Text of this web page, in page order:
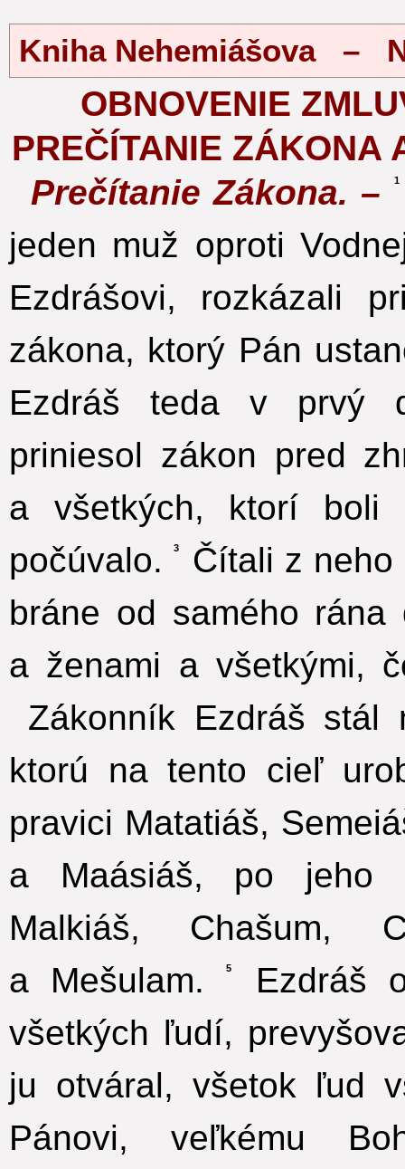
Kniha Nehemiášova –
OBNOVENIE
PREČÍTANIE ZÁKONA
Prečítanie Zákona. –
1
jeden muž oproti
Ezdrášovi, rozkázali
zákona, ktorý Pán
Ezdráš teda v prvý
priniesol zákon pred
a všetkých, ktorí boli
počúvalo.
3
Čítali z neho
bráne od samého
a ženami a všetkými,
Zákonník Ezdráš stál
ktorú na tento cieľ
pravici Matatiáš,
a Maásiáš, po jeho
Malkiáš, Chašum,
a Mešulam.
5
Ezdráš
všetkých ľudí,
ju otváral, všetok ľud
Pánovi, veľkému